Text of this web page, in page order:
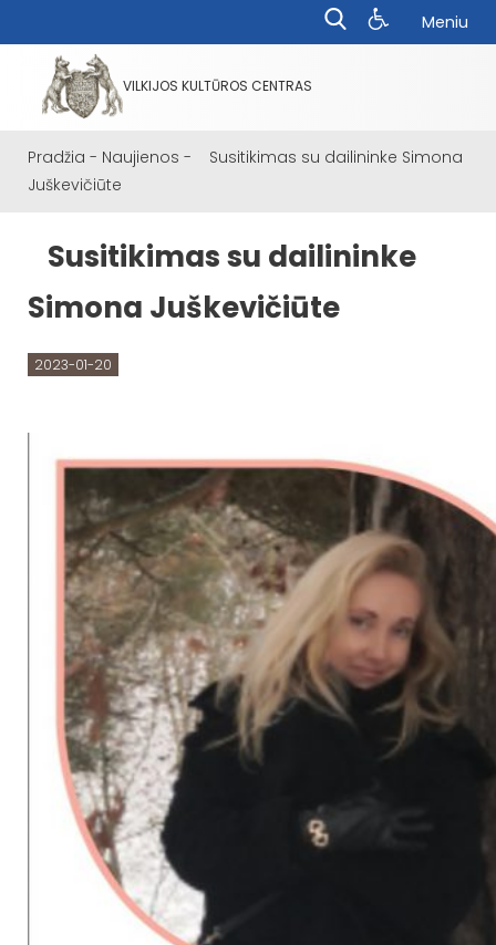
Meniu
VILKIJOS KULTŪROS CENTRAS
Pradžia - Naujienos -
Susitikimas su dailininke Simona
Juškevičiūte
Susitikimas su dailininke
Simona Juškevičiūte
2023-01-20